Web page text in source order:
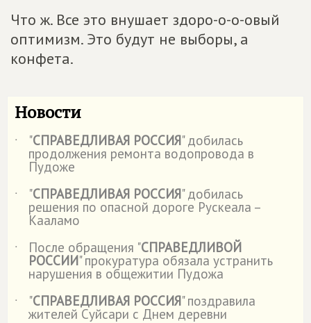
Что ж. Все это внушает здоро-о-о-овый
оптимизм. Это будут не выборы, а
конфета.
Новости
˙ "СПРАВЕДЛИВАЯ РОССИЯ" добилась
продолжения ремонта водопровода в
Пудоже
˙
"СПРАВЕДЛИВАЯ РОССИЯ" добилась
решения по опасной дороге Рускеала –
Кааламо
˙
После обращения "СПРАВЕДЛИВОЙ
РОССИИ" прокуратура обязала устранить
нарушения в общежитии Пудожа
˙
"СПРАВЕДЛИВАЯ РОССИЯ" поздравила
жителей Суйсари с Днем деревни